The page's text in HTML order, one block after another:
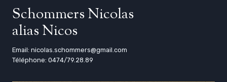
Schommers Nicolas
alias Nicos
Email: nicolas.schommers@gmail.com
Téléphone: 0474/79.28.89